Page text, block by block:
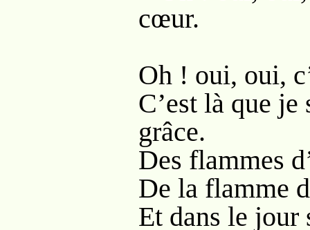
cœur.
Oh ! oui, oui,
C’est là que
grâce.
Des flammes
De la flamme
Et dans le jour